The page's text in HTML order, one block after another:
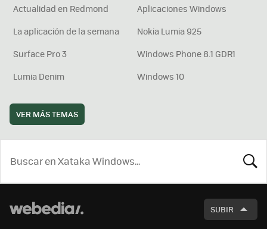
Actualidad en Redmond
Aplicaciones Windows
La aplicación de la semana
Nokia Lumia 925
Surface Pro 3
Windows Phone 8.1 GDR1
Lumia Denim
Windows 10
VER MÁS TEMAS
SUBIR